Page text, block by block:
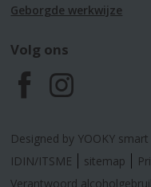
Geborgde werkwijze
Volg ons
F
a
c
I
n
s
Designed by YOOKY
IDIN/ITSME
sitemap
Verantwoord